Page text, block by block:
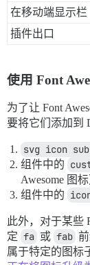
在移动端显示栏
插件出口
使用 Font
为了让 Font
要将它们添加到
svg icon
组件中的
Awesome 图
组件中的
此外，对于某些
定 fa 或 fab
属于特定的图标